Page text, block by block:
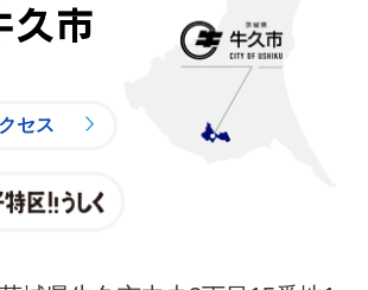
セス